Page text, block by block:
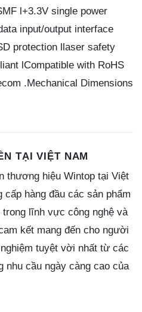
l+3.3V single power
input/output interface
protection llaser safety
lCompatible with RoHS
.Mechanical Dimensions
TẠI VIỆT NAM
thương hiệu Wintop tại Việt
cấp hàng đầu các sản phẩm
lĩnh vực công nghệ và
kết mang đến cho người
tuyệt vời nhất từ các
nhu cầu ngày càng cao của